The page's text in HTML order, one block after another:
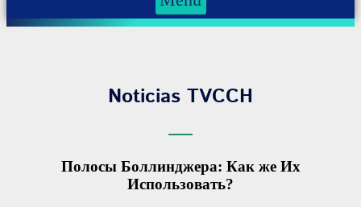
Noticias TVCCH
Полосы Боллинджера: Как же Их
Использовать?